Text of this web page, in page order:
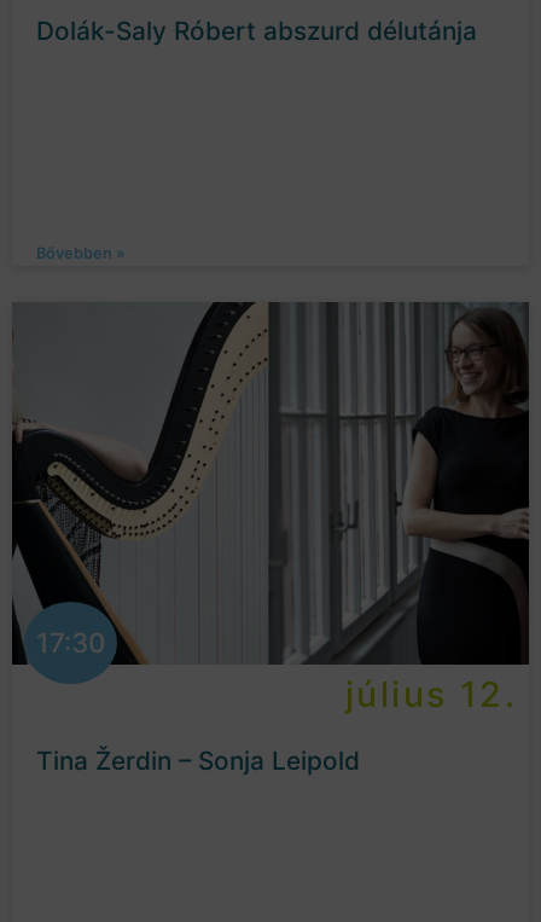
Dolák-Saly Róbert abszurd délutánja
Bővebben »
17:30
július 12.
Tina Žerdin – Sonja Leipold